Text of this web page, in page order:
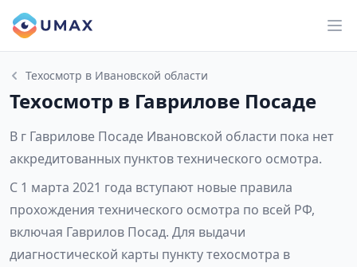
Техосмотр в Ивановской области
Техосмотр в Гаврилове Посаде
В г Гаврилове Посаде Ивановской области пока нет
аккредитованных пунктов технического осмотра.
С 1 марта 2021 года вступают новые правила
прохождения технического осмотра по всей РФ,
включая Гаврилов Посад. Для выдачи
диагностической карты пункту техосмотра в